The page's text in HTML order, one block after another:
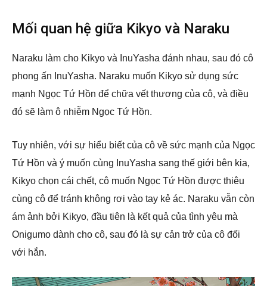
Mối quan hệ giữa Kikyo và Naraku
Naraku làm cho Kikyo và InuYasha đánh nhau, sau đó cô
phong ấn InuYasha. Naraku muốn Kikyo sử dụng sức
mạnh Ngọc Tứ Hồn để chữa vết thương của cô, và điều
đó sẽ làm ô nhiễm Ngọc Tứ Hồn.
Tuy nhiên, với sự hiểu biết của cô về sức mạnh của Ngọc
Tứ Hồn và ý muốn cùng InuYasha sang thế giới bên kia,
Kikyo chọn cái chết, cô muốn Ngọc Tứ Hồn được thiêu
cùng cô để tránh không rơi vào tay kẻ ác. Naraku vẫn còn
ám ảnh bởi Kikyo, đầu tiên là kết quả của tình yêu mà
Onigumo dành cho cô, sau đó là sự cản trở của cô đối
với hắn.